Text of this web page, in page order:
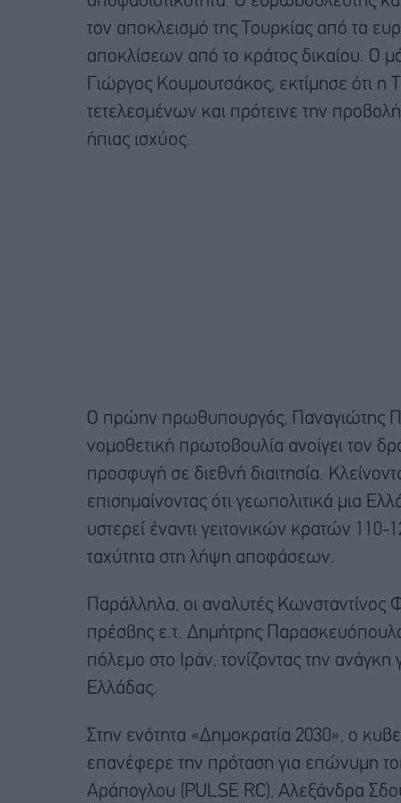
τον αποκλεισμό της Τουρκίας από τα
αποκλίσεων από το κράτος δικαίου. Ο
Γιώργος Κουμουτσάκος, εκτίμησε ότι η
τετελεσμένων και πρότεινε την
ήπιας ισχύος.
Ο πρώην πρωθυπουργός, Παναγιώτης
νομοθετική πρωτοβουλία ανοίγει τον
προσφυγή σε διεθνή διαιτησία.
επισημαίνοντας ότι γεωπολιτικά μια
υστερεί έναντι γειτονικών κρατών
ταχύτητα στη λήψη αποφάσεων.
Παράλληλα, οι αναλυτές
πρέσβης ε.τ. Δημήτρης
πόλεμο στο Ιράν, τονίζοντας την ανάγκη
Ελλάδας.
Στην ενότητα «Δημοκρατία 2030», ο
επανέφερε την πρόταση για επώνυμη
Αράπογλου (PULSE RC), Αλεξάνδρα